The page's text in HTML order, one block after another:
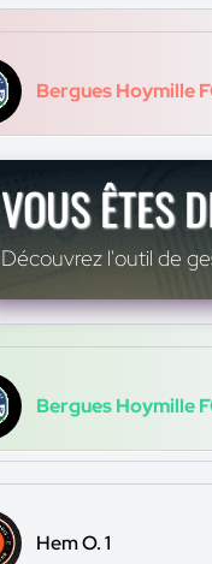
Bergues Hoymille
VOUS ÊTES
Découvrez l'outil de
Bergues Hoymille
Hem O. 1